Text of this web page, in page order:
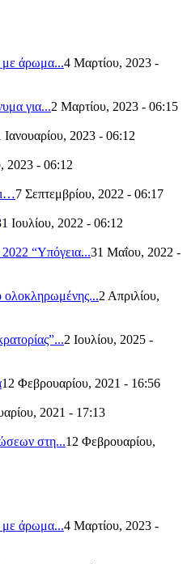
με άρωμα...4 Μαρτίου, 2023 -
για...2 Μαρτίου, 2023 - 06:15
Ιανουαρίου, 2023 - 06:12
2023 - 06:12
7 Σεπτεμβρίου, 2022 - 06:17
Ιουλίου, 2022 - 06:12
“Υπόγεια...31 Μαΐου, 2022 -
2 Απριλίου,
2 Ιουλίου, 2025 -
12 Φεβρουαρίου, 2021 - 16:56
2021 - 17:13
στη...12 Φεβρουαρίου,
με άρωμα...4 Μαρτίου, 2023 -